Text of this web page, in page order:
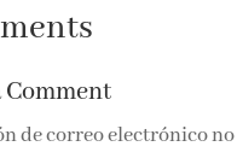
de correo electrónico